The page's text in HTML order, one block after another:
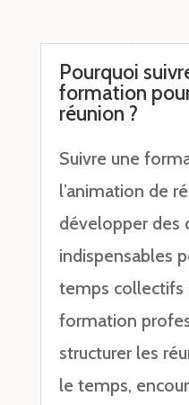
Pourquoi
formation
réunion ?
Suivre une
l’animation de
développer des
indispensables
temps collectifs
formation
structurer les
le temps,